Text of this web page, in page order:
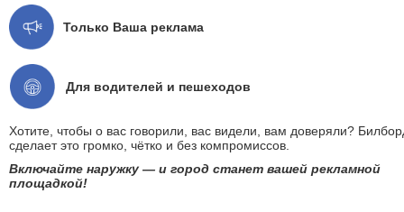
Только Ваша реклама
Для водителей и пешеходов
Хотите, чтобы о вас говорили, вас видели, вам доверяли?
сделает это громко, чётко и без компромиссов.
Включайте наружку — и город станет вашей рекламной
площадкой!